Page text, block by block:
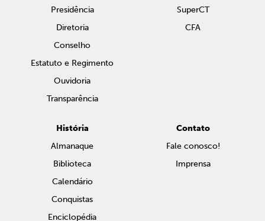
Presidência
Diretoria
Conselho
Estatuto e Regimento
Ouvidoria
Transparência
SuperCT
CFA
História
Almanaque
Biblioteca
Calendário
Conquistas
Enciclopédia
Contato
Fale conosco!
Imprensa